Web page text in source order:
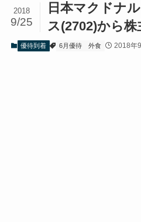
日本マクドナ
ス(2702)から
2018
9/25
優待到着 6月優待 外食 2018年